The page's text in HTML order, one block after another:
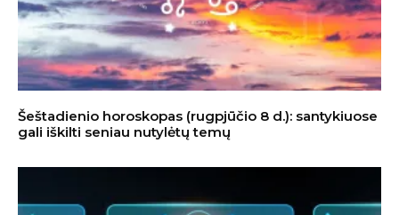
Šeštadienio horoskopas (rugpjūčio 8 d.): santykiuose
gali iškilti seniau nutylėtų temų